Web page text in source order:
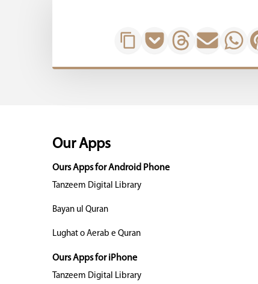
Our Apps
Ours Apps for Android Phone
Tanzeem Digital Library
Bayan ul Quran
Lughat o Aerab e Quran
Ours Apps for iPhone
Tanzeem Digital Library